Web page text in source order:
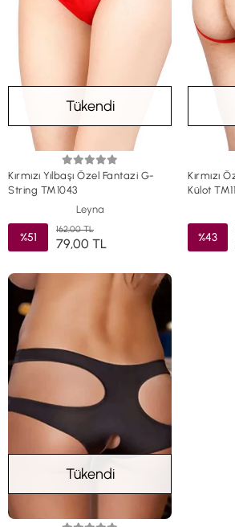
Tükendi
Kırmızı Yılbaşı Özel Fantazi G-
String TM1043
Leyna
%51
162,00 TL
79,00 TL
Kırmızı
Külot
%43
Tükendi